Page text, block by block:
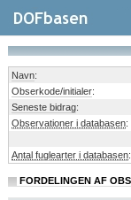
Navn:
Obserkode/initialer:
Seneste bidrag:
Observationer i databasen:
Antal fuglearter i databasen:
FORDELINGEN AF